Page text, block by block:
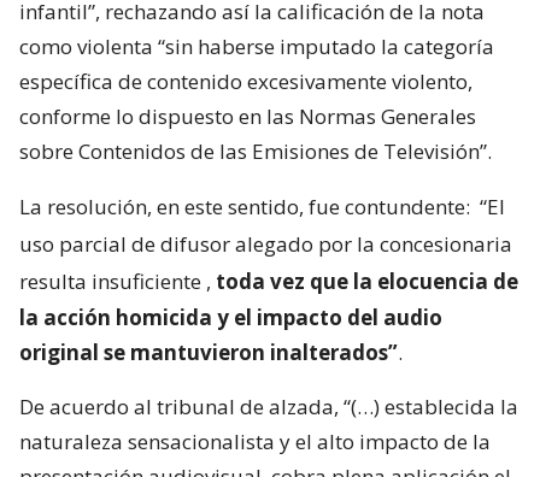
infantil”, rechazando así la calificación de la nota
como violenta “sin haberse imputado la categoría
específica de contenido excesivamente violento,
conforme lo dispuesto en las Normas Generales
sobre Contenidos de las Emisiones de Televisión”.
La resolución, en este sentido, fue contundente: “El
uso parcial de difusor alegado por la concesionaria
resulta insuficiente , toda vez que la elocuencia de
la acción homicida y el impacto del audio
original se mantuvieron inalterados”.
De acuerdo al tribunal de alzada, “(…) establecida la
naturaleza sensacionalista y el alto impacto de la